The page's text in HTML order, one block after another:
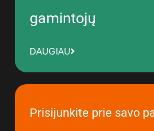
gamintojų
DAUGIAU
Prisijunkite prie savo